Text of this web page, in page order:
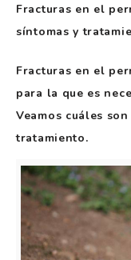
Fracturas en el
síntomas y
Fracturas en el
para la que es
Veamos cuáles
tratamiento.